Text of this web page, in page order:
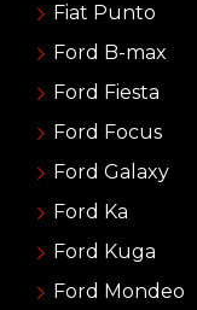
Fiat Punto
Ford B-max
Ford Fiesta
Ford Focus
Ford Galaxy
Ford Ka
Ford Kuga
Ford Mondeo